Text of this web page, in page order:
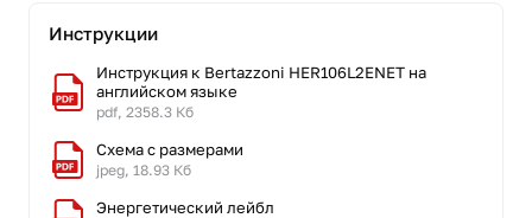
Инструкции
Инструкция к Bertazzoni HER106L2ENET на
английском языке
pdf, 2358.3 Кб
Схема с размерами
jpeg, 18.93 Кб
Энергетический лейбл